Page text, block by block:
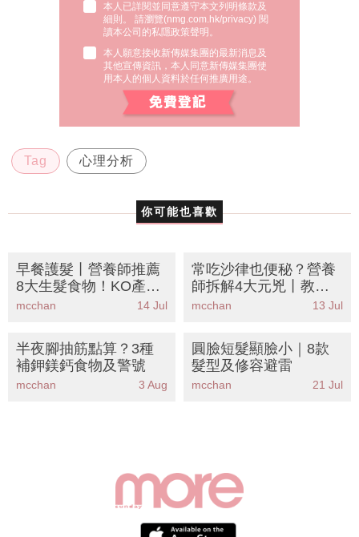
本人已詳閱並同意遵守本文列明條款及
細則。 請瀏覽(nmg.com.hk/privacy) 閱
讀本公司的私隱政策聲明。
本人願意接收新傳媒集團的最新消息及
其他宣傳資訊，本人同意新傳媒集團使
用本人的個人資料於任何推廣用途。
Tag 心理分析
你可能也喜歡
早餐護髮丨營養師推薦
8大生髮食物！KO產後
脫髮壓力掉髮 附懶人食
mcchan 14 Jul
常吃沙律也便秘？營養
師拆解4大元兇丨教你8
大食材搭配食法 擺脫
mcchan 13 Jul
半夜腳抽筋點算？3種
補鉀鎂鈣食物及警號
mcchan 3 Aug
圓臉短髮顯臉小｜8款
髮型及修容避雷
mcchan 21 Jul